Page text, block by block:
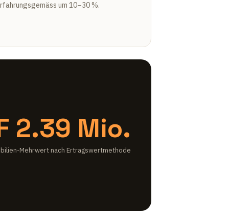
um 10–30 %.
2.39 Mio.
Mehrwert nach Ertragswertmethode